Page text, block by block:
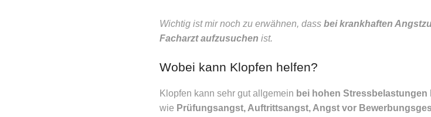
Wichtig ist mir noch zu erwähnen, dass bei krankhaften
Facharzt aufzusuchen ist.
Wobei kann Klopfen helfen?
Klopfen kann sehr gut allgemein bei hohen Stressbelastungen
wie Prüfungsangst, Auftrittsangst, Angst vor